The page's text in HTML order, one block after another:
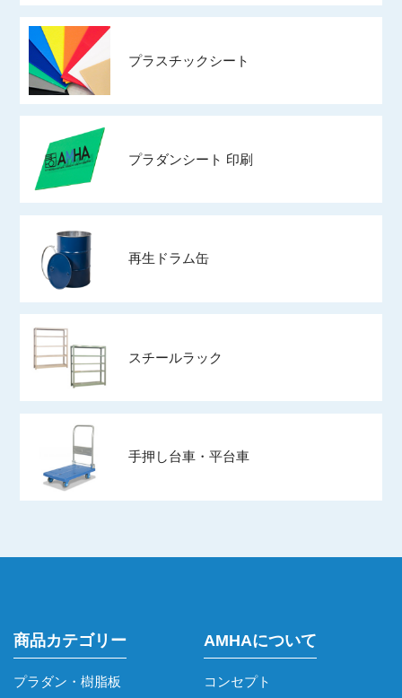
プラスチックシート
プラダンシート 印刷
再生ドラム缶
スチールラック
手押し台車・平台車
商品カテゴリー
プラダン・樹脂板
AMHAについて
コンセプト